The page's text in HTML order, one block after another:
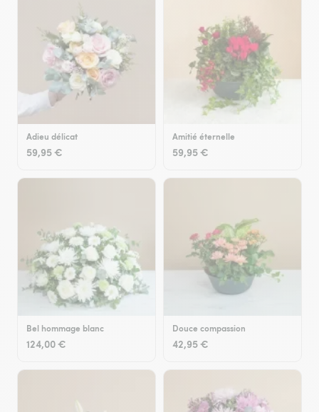
Adieu délicat
59,95 €
Amitié éternelle
59,95 €
Bel hommage blanc
124,00 €
Douce compassion
42,95 €